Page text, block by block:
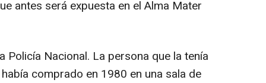
antes será expuesta en el Alma Mater
Nacional. La persona que la tenía
comprado en 1980 en una sala de